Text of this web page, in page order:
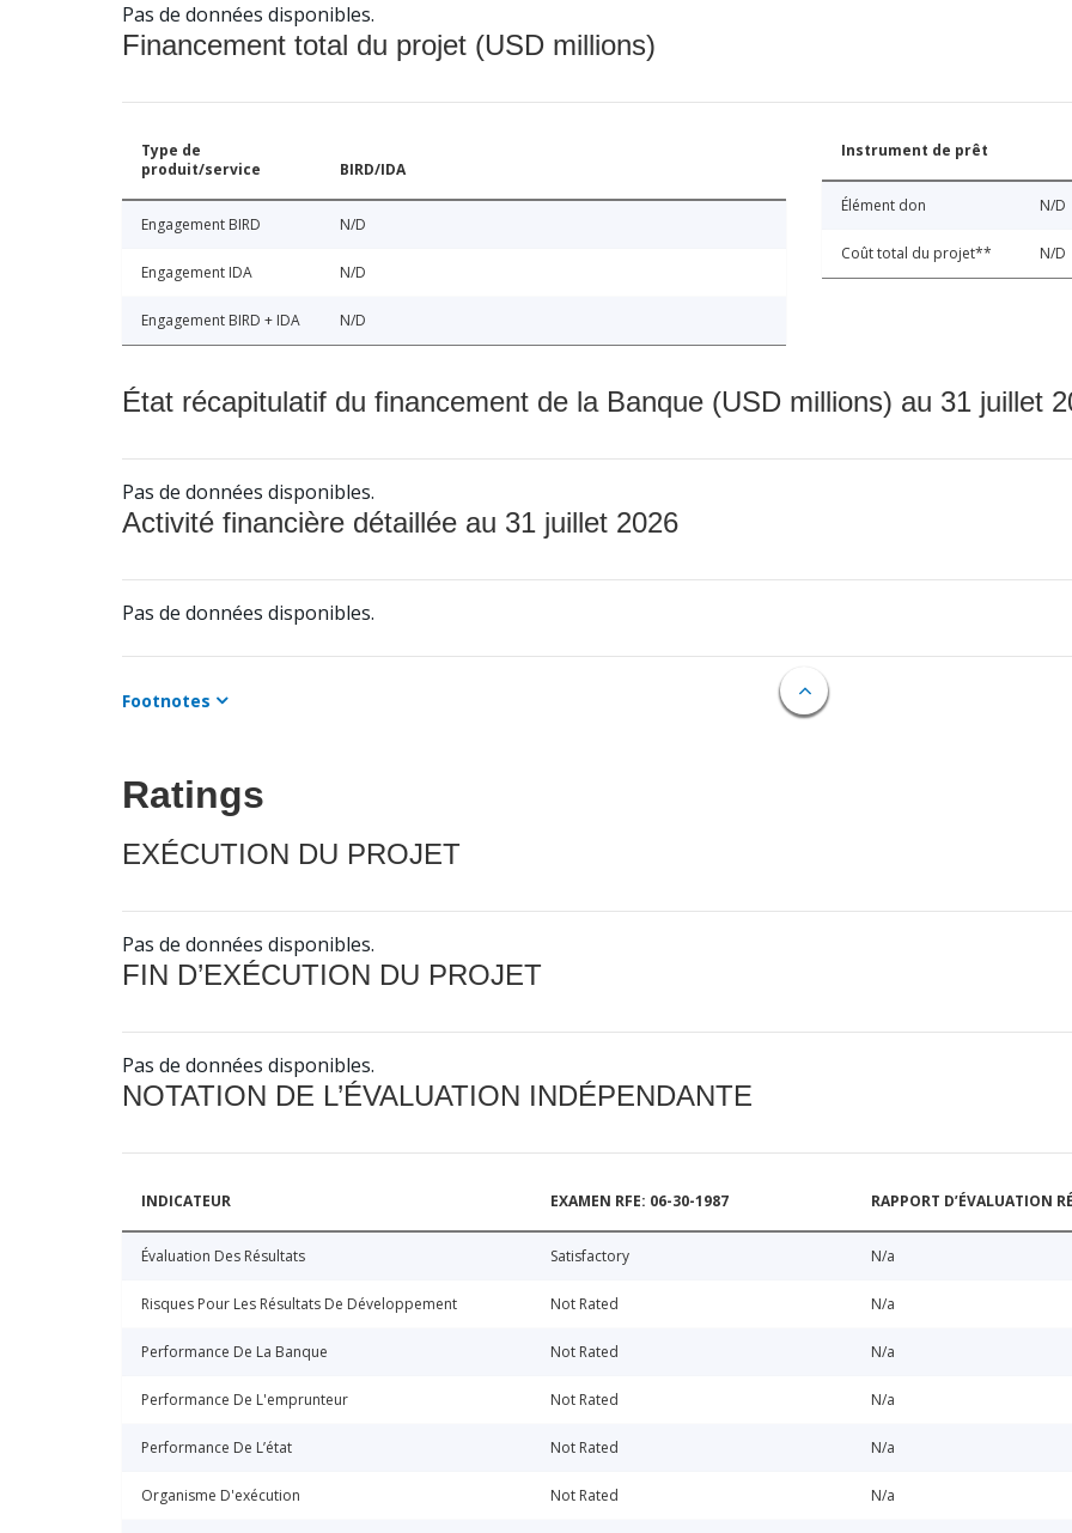
Pas de données disponibles.
Financement total du projet (USD millions)
Type de
produit/service
BIRD/IDA
Engagement BIRD N/D
Engagement IDA N/D
Engagement BIRD + IDA N/D
Instrument de prêt
Élément don N/D
Coût total du projet** N/D
État récapitulatif du financement de la Banque (USD millions) au 31 juillet
Pas de données disponibles.
Activité financière détaillée au 31 juillet 2026
Pas de données disponibles.
Footnotes
Ratings
EXÉCUTION DU PROJET
Pas de données disponibles.
FIN D’EXÉCUTION DU PROJET
Pas de données disponibles.
NOTATION DE L’ÉVALUATION INDÉPENDANTE
INDICATEUR EXAMEN RFE: 06-30-1987 RAPPORT D’ÉVALUATION
Évaluation Des Résultats Satisfactory N/a
Risques Pour Les Résultats De Développement Not Rated N/a
Performance De La Banque Not Rated N/a
Performance De L'emprunteur Not Rated N/a
Performance De L’état Not Rated N/a
Organisme D'exécution Not Rated N/a